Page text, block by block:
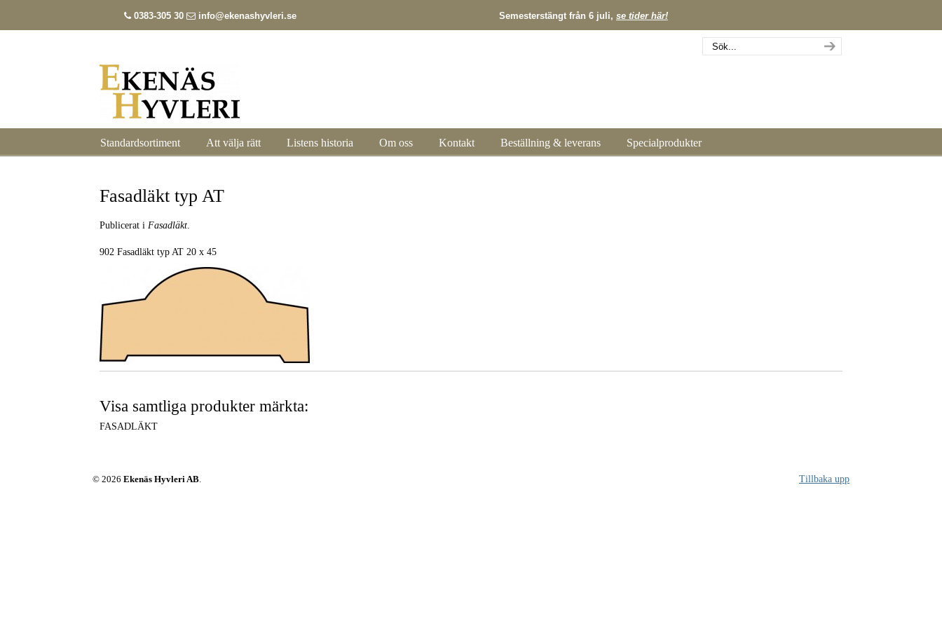
0383-305 30 info@ekenashyvleri.se Semesterstängt från 6 juli, se tider här!
Standardsortiment Att välja rätt Listens historia Om oss Kontakt Beställning & leverans Specialprodukter
Fasadläkt typ AT
Publicerat i Fasadläkt.
902 Fasadläkt typ AT 20 x 45
Visa samtliga produkter märkta:
FASADLÄKT
© 2026 Ekenäs Hyvleri AB Tillbaka upp